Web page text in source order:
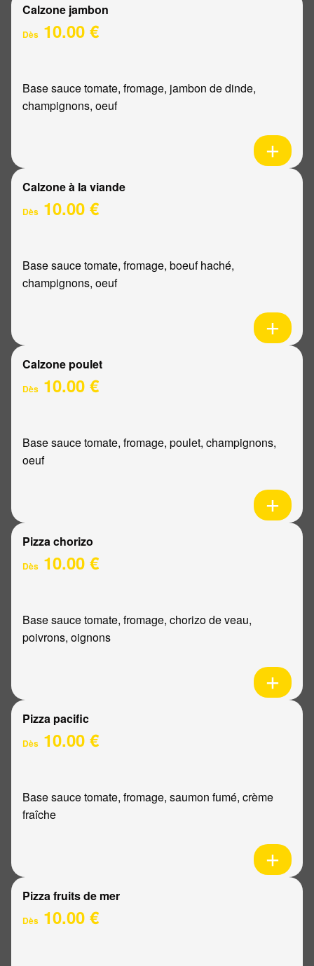
Calzone jambon
Dès 10.00 €
Base sauce tomate, fromage, jambon de dinde,
champignons, oeuf
Calzone à la viande
Dès 10.00 €
Base sauce tomate, fromage, boeuf haché,
champignons, oeuf
Calzone poulet
Dès 10.00 €
Base sauce tomate, fromage, poulet, champignons,
oeuf
Pizza chorizo
Dès 10.00 €
Base sauce tomate, fromage, chorizo de veau,
poivrons, oignons
Pizza pacific
Dès 10.00 €
Base sauce tomate, fromage, saumon fumé, crème
fraîche
Pizza fruits de mer
Dès 10.00 €